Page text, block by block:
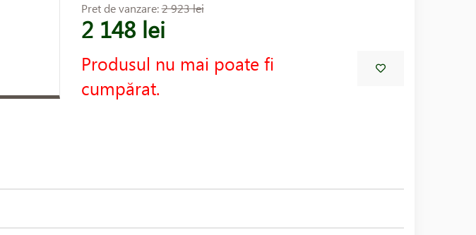
Pret de vanzare:2 923 lei
2 148 lei
Produsul nu mai poate fi
cumpărat.